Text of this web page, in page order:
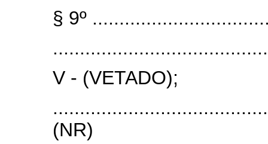
§ 9º
V - (VETADO);
(NR)